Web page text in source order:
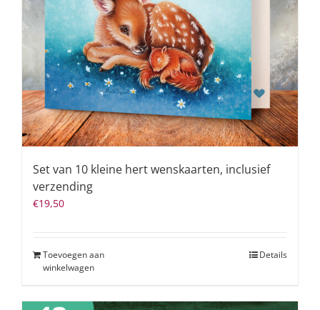
Set van 10 kleine hert wenskaarten, inclusief
verzending
€19,50
Toevoegen aan
winkelwagen
Details